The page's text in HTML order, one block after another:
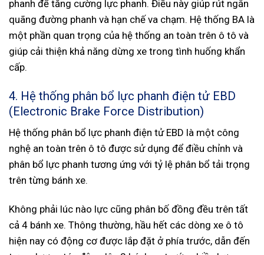
phanh để tăng cường lực phanh. Điều này giúp rút ngắn
quãng đường phanh và hạn chế va chạm. Hệ thống BA là
một phần quan trọng của hệ thống an toàn trên ô tô và
giúp cải thiện khả năng dừng xe trong tình huống khẩn
cấp.
4. Hệ thống phân bổ lực phanh điện tử EBD
(Electronic Brake Force Distribution)
Hệ thống phân bổ lực phanh điện tử EBD là một công
nghệ an toàn trên ô tô được sử dụng để điều chỉnh và
phân bổ lực phanh tương ứng với tỷ lệ phân bổ tải trọng
trên từng bánh xe.
Không phải lúc nào lực cũng phân bố đồng đều trên tất
cả 4 bánh xe. Thông thường, hầu hết các dòng xe ô tô
hiện nay có động cơ được lắp đặt ở phía trước, dẫn đến